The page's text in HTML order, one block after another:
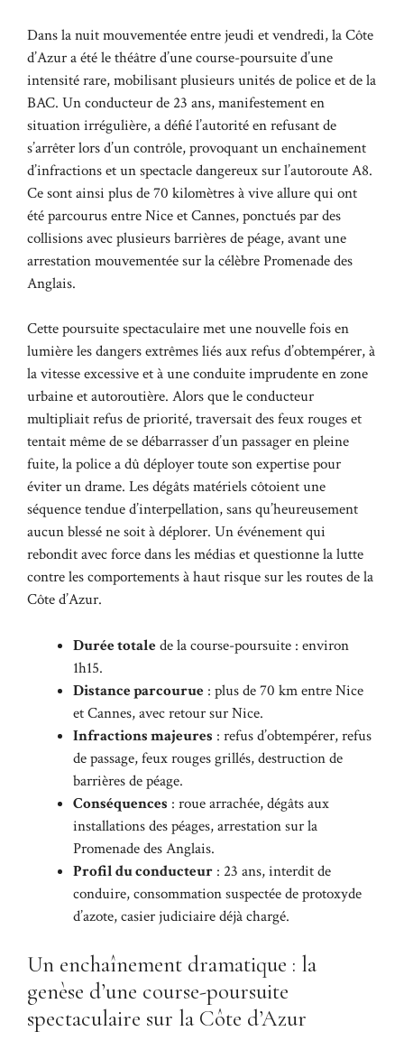
Dans la nuit mouvementée entre jeudi et vendredi, la Côte
d’Azur a été le théâtre d’une course-poursuite d’une
intensité rare, mobilisant plusieurs unités de police et de la
BAC. Un conducteur de 23 ans, manifestement en
situation irrégulière, a défié l’autorité en refusant de
s’arrêter lors d’un contrôle, provoquant un enchaînement
d’infractions et un spectacle dangereux sur l’autoroute A8.
Ce sont ainsi plus de 70 kilomètres à vive allure qui ont
été parcourus entre Nice et Cannes, ponctués par des
collisions avec plusieurs barrières de péage, avant une
arrestation mouvementée sur la célèbre Promenade des
Anglais.
Cette poursuite spectaculaire met une nouvelle fois en
lumière les dangers extrêmes liés aux refus d’obtempérer, à
la vitesse excessive et à une conduite imprudente en zone
urbaine et autoroutière. Alors que le conducteur
multipliait refus de priorité, traversait des feux rouges et
tentait même de se débarrasser d’un passager en pleine
fuite, la police a dû déployer toute son expertise pour
éviter un drame. Les dégâts matériels côtoient une
séquence tendue d’interpellation, sans qu’heureusement
aucun blessé ne soit à déplorer. Un événement qui
rebondit avec force dans les médias et questionne la lutte
contre les comportements à haut risque sur les routes de la
Côte d’Azur.
Durée totalede la course-poursuite : environ
1h15.
Distance parcourue : plus de 70 km entre Nice
et Cannes, avec retour sur Nice.
Infractions majeures : refus d’obtempérer, refus
de passage, feux rouges grillés, destruction de
barrières de péage.
Conséquences : roue arrachée, dégâts aux
installations des péages, arrestation sur la
Promenade des Anglais.
Profil du conducteur : 23 ans, interdit de
conduire, consommation suspectée de protoxyde
d’azote, casier judiciaire déjà chargé.
Un enchaînement dramatique : la
genèse d’une course-poursuite
spectaculaire sur la Côte d’Azur